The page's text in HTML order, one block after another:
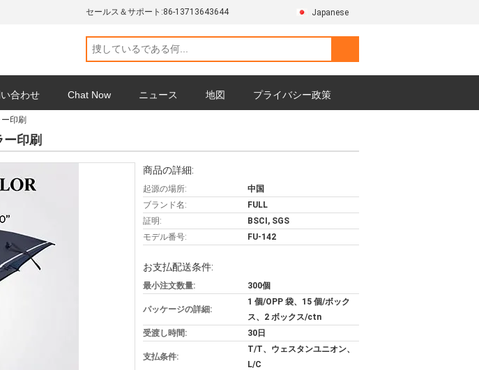
セールス＆サポート:86-13713643644 Japanese
合わせ Chat Now ニュース 地図 プライバシー政策
印刷
印刷
商品の詳細:
起源の場所:
中国
ブランド名:
FULL
証明:
BSCI, SGS
モデル番号:
FU-142
お支払配送条件:
最小注文数量: 300個
パッケージの詳細:
1 個/OPP 袋、15 個/ボック
ス、2 ボックス/ctn
受渡し時間:
30日
支払条件:
T/T、ウェスタンユニオン、
L/C